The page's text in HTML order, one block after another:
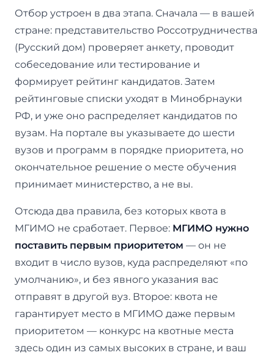
Отбор устроен в два этапа. Сначала — в вашей
стране: представительство Россотрудничества
(Русский дом) проверяет анкету, проводит
собеседование или тестирование и
формирует рейтинг кандидатов. Затем
рейтинговые списки уходят в Минобрнауки
РФ, и уже оно распределяет кандидатов по
вузам. На портале вы указываете до шести
вузов и программ в порядке приоритета, но
окончательное решение о месте обучения
принимает министерство, а не вы.
Отсюда два правила, без которых квота в
МГИМО не сработает. Первое: МГИМО нужно
поставить первым приоритетом — он не
входит в число вузов, куда распределяют «по
умолчанию», и без явного указания вас
отправят в другой вуз. Второе: квота не
гарантирует место в МГИМО даже первым
приоритетом — конкурс на квотные места
здесь один из самых высоких в стране, и ваш